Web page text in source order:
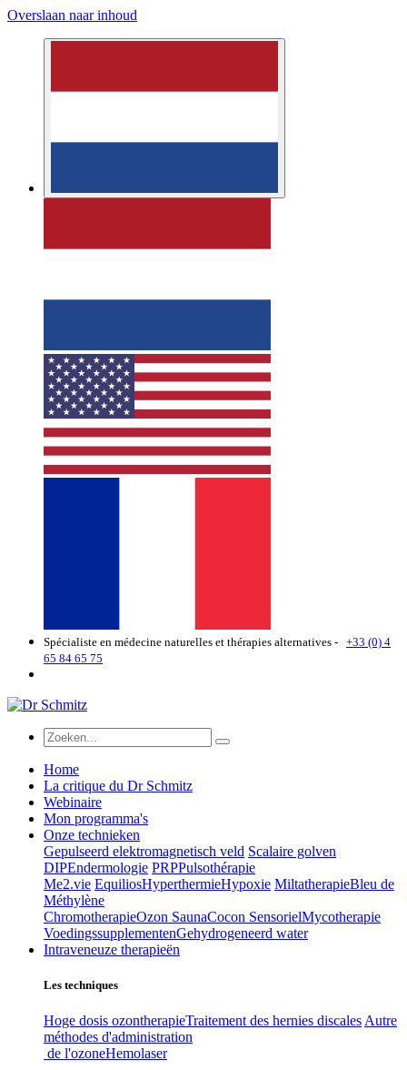
Overslaan naar inhoud
Spécialiste en médecine naturelles et thérapies alternatives - +33 (0) 4
65 84 65 75
Home
La critique du Dr Schmitz
Webinaire
Mon programma's
Onze technieken
Gepulseerd elektromagnetisch veld Scalaire golven
DIPEndermologie PRPPulsothérapie
Me2.vie EquiliosHyperthermieHypoxie MiltatherapieBleu de
Méthylène
ChromotherapieOzon SaunaCocon SensorielMycotherapie
VoedingssupplementenGehydrogeneerd water
Intraveneuze therapieën
Les techniques
Hoge dosis ozontherapieTraitement des hernies discales Autre
méthodes d'administration
de l'ozoneHemolaser